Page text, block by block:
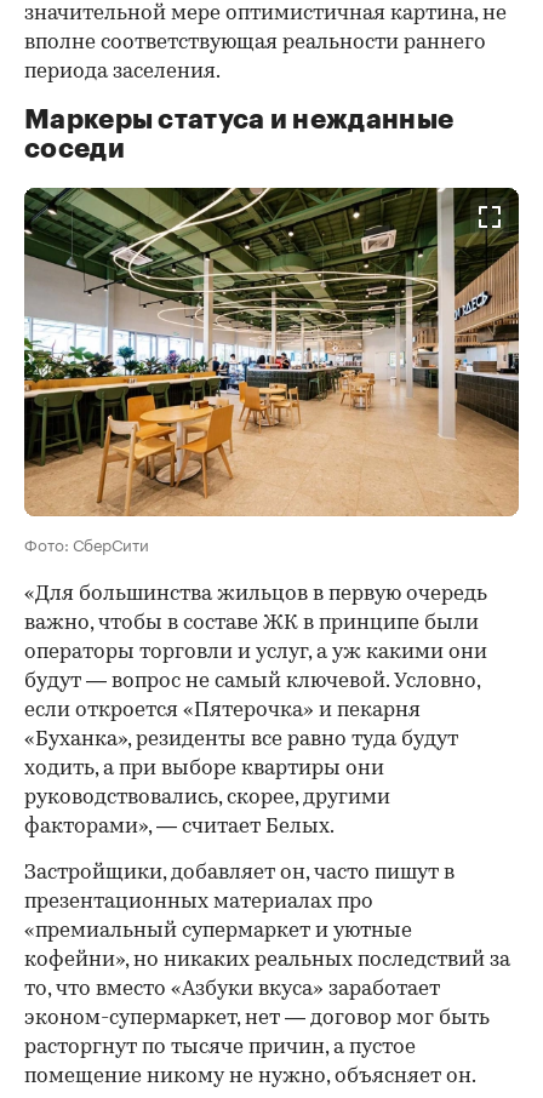
значительной мере оптимистичная картина, не
вполне соответствующая реальности раннего
периода заселения.
Маркеры статуса и нежданные
соседи
Фото: СберСити
«Для большинства жильцов в первую очередь
важно, чтобы в составе ЖК в принципе были
операторы торговли и услуг, а уж какими они
будут — вопрос не самый ключевой. Условно,
если откроется «Пятерочка» и пекарня
«Буханка», резиденты все равно туда будут
ходить, а при выборе квартиры они
руководствовались, скорее, другими
факторами», — считает Белых.
Застройщики, добавляет он, часто пишут в
презентационных материалах про
«премиальный супермаркет и уютные
кофейни», но никаких реальных последствий за
то, что вместо «Азбуки вкуса» заработает
эконом-супермаркет, нет — договор мог быть
расторгнут по тысяче причин, а пустое
помещение никому не нужно, объясняет он.